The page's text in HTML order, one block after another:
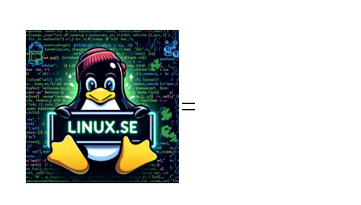
innehåll